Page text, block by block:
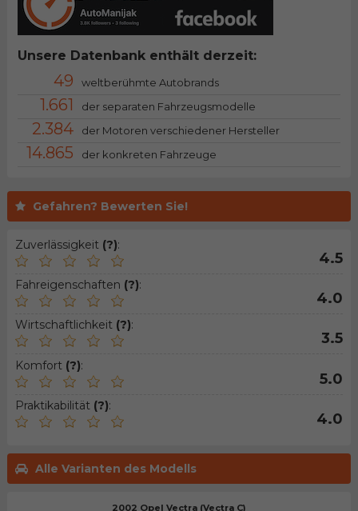
Gefahren? Bewerten Sie!
Zuverlässigkeit (?):
4.5
Fahreigenschaften (?):
4.0
Wirtschaftlichkeit (?):
3.5
Komfort (?):
5.0
Praktikabilität (?):
4.0
Alle Varianten des Modells
2002 Opel Vectra (Vectra C)
Unsere Datenbank enthält derzeit:
49 weltberühmte Autobrands
1.661 der separaten Fahrzeugsmodelle
2.384 der Motoren verschiedener Hersteller
14.865 der konkreten Fahrzeuge